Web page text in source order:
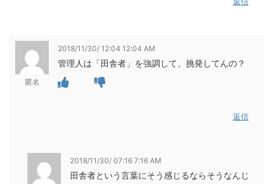
匿名
2018/11/30/ 12:04 12:04 AM
管理人は「田舎者」を強調して、挑発してんの？
返信
2018/11/30/ 07:16 7:16 AM
田舎者という言葉にそう感じるならそうなんじ